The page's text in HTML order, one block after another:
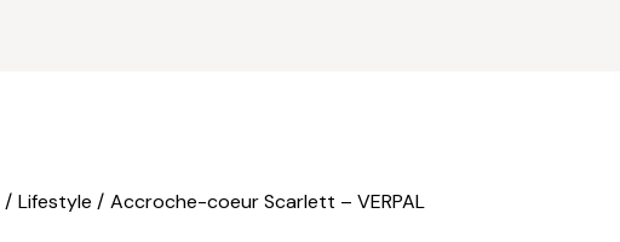
Lifestyle
Accroche-coeur Scarlett – VERPAL